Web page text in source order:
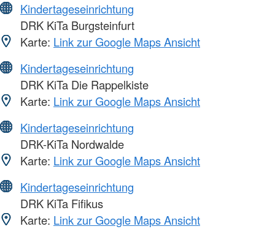
Kindertageseinrichtung
DRK KiTa Burgsteinfurt
Karte: Link zur Google Maps Ansicht
Kindertageseinrichtung
DRK KiTa Die Rappelkiste
Karte: Link zur Google Maps Ansicht
Kindertageseinrichtung
DRK-KiTa Nordwalde
Karte: Link zur Google Maps Ansicht
Kindertageseinrichtung
DRK KiTa Fifikus
Karte: Link zur Google Maps Ansicht